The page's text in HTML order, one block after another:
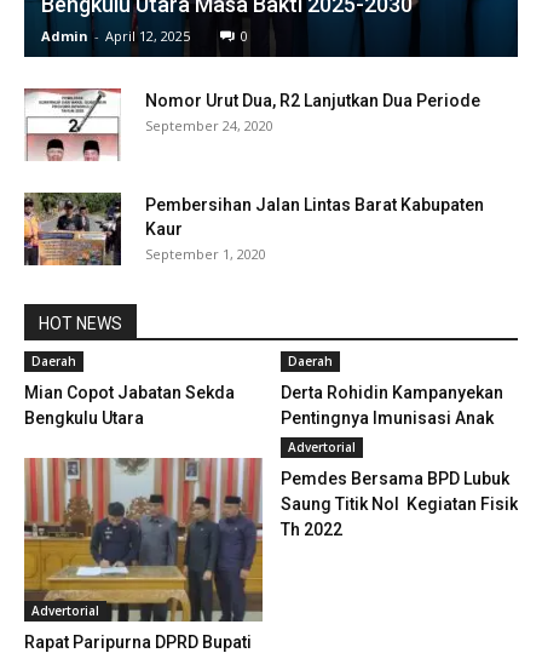
Admin - April 12, 2025 0
Nomor Urut Dua, R2 Lanjutkan Dua Periode
September 24, 2020
Pembersihan Jalan Lintas Barat Kabupaten
Kaur
September 1, 2020
HOT NEWS
Daerah
Mian Copot Jabatan Sekda
Bengkulu Utara
Daerah
Derta Rohidin Kampanyekan
Pentingnya Imunisasi Anak
Advertorial
Rapat Paripurna DPRD Bupati
Advertorial
Pemdes Bersama BPD Lubuk
Saung Titik Nol Kegiatan Fisik
Th 2022